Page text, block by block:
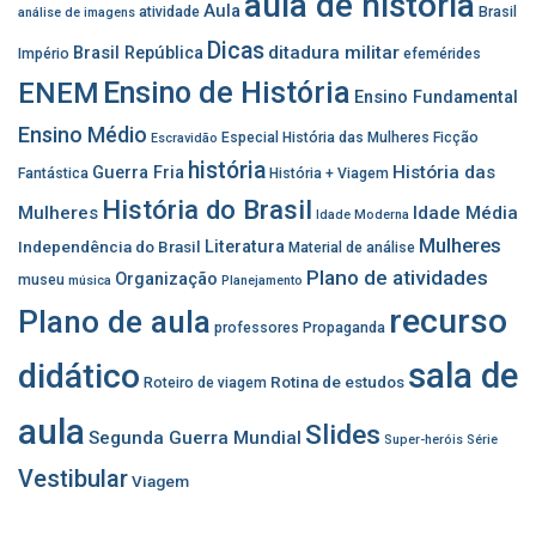
análise de imagens atividade Aula Brasil
Império Brasil República Dicas ditadura militar efemérides
ENEM Ensino de História Ensino Fundamental
Ensino Médio Escravidão Especial História das Mulheres Ficção
Fantástica Guerra Fria história História + Viagem História das
Mulheres História do Brasil Idade Moderna Idade Média
Independência do Brasil Literatura Material de análise Mulheres
museu música Organização Planejamento Plano de atividades
Plano de aula professores Propaganda recurso
didático Roteiro de viagem Rotina de estudos sala de
aula Segunda Guerra Mundial Slides Super-heróis Série
VestibularViagem